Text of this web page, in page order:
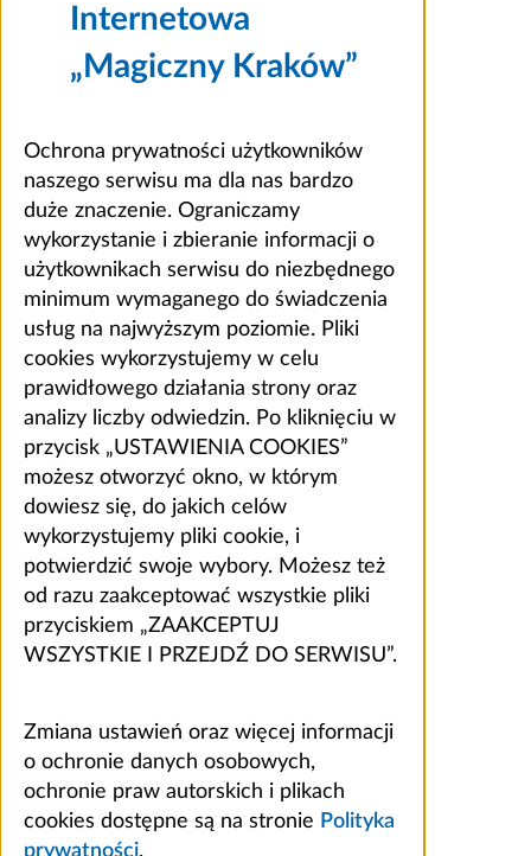
Internetowa
„Magiczny Kraków”
Ochrona prywatności użytkowników
naszego serwisu ma dla nas bardzo
duże znaczenie. Ograniczamy
wykorzystanie i zbieranie informacji o
użytkownikach serwisu do niezbędnego
minimum wymaganego do świadczenia
usług na najwyższym poziomie. Pliki
cookies wykorzystujemy w celu
prawidłowego działania strony oraz
analizy liczby odwiedzin. Po kliknięciu w
przycisk „USTAWIENIA COOKIES”
możesz otworzyć okno, w którym
dowiesz się, do jakich celów
wykorzystujemy pliki cookie, i
potwierdzić swoje wybory. Możesz też
od razu zaakceptować wszystkie pliki
przyciskiem „ZAAKCEPTUJ
WSZYSTKIE I PRZEJDŹ DO SERWISU”.
Zmiana ustawień oraz więcej informacji
o ochronie danych osobowych,
ochronie praw autorskich i plikach
cookies dostępne są na stronie Polityka
prywatności.